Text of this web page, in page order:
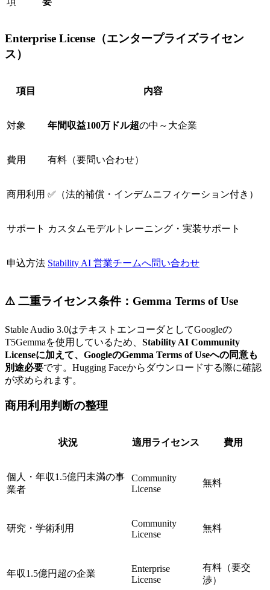
Enterprise License（エンタープライズライセン
ス）
項目 内容
対象 年間収益100万ドル超の中～大企業
費用 有料（要問い合わせ）
商用利用 ✅（法的補償・インデムニフィケーション付き）
サポート カスタムモデルトレーニング・実装サポート
申込方法 Stability AI 営業チームへ問い合わせ
⚠️ 二重ライセンス条件：Gemma Terms of Use
Stable Audio 3.0はテキストエンコーダとしてGoogleの
T5Gemmaを使用しているため、 Stability AI Community
Licenseに加えて、GoogleのGemma Terms of Useへの同意も
別途必要です。Hugging Faceからダウンロードする際に確認
が求められます。
商用利用判断の整理
状況 適用ライセンス 費用
個人・年収1.5億円未満の事
業者
Community
License
無料
研究・学術利用
Community
License
無料
年収1.5億円超の企業
Enterprise
License
有料（要交
渉）